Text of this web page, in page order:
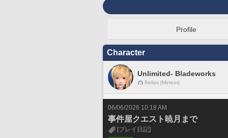
Profile
Character
Unlimited- Bladeworks
Belias [Meteor]
06/06/2026 10:18 AM
事件屋クエスト暁月まで
[プレイ日記]